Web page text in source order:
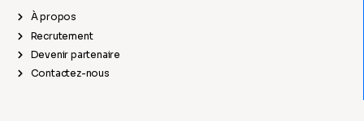
À propos
Recrutement
Devenir partenaire
Contactez-nous